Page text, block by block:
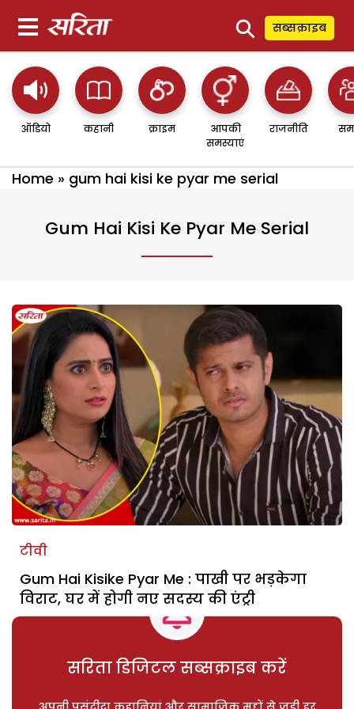
⚲ सब्सक्राइब
ऑडियो कहानी क्राइम
आपकी
समस्याएं
राजनीति
Home » gum hai kisi ke pyar me serial
Gum Hai Kisi Ke Pyar Me Serial
टीवी
Gum Hai Kisike Pyar Me : पाखी पर भड़केगा
विराट, घर में होगी नए सदस्य की एंट्री
सरिता डिजिटल सब्सक्राइब करें